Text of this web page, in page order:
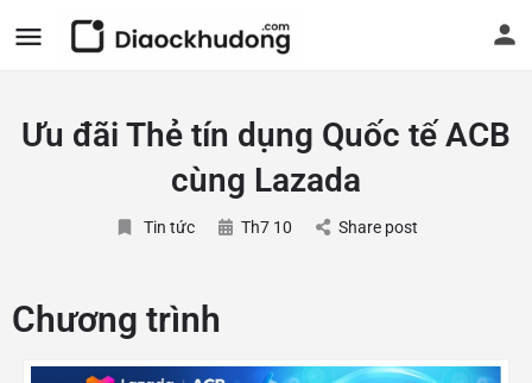
Ưu đãi Thẻ tín dụng Quốc tế ACB
cùng Lazada
Tin tức Th7 10 Share post
Chương trình